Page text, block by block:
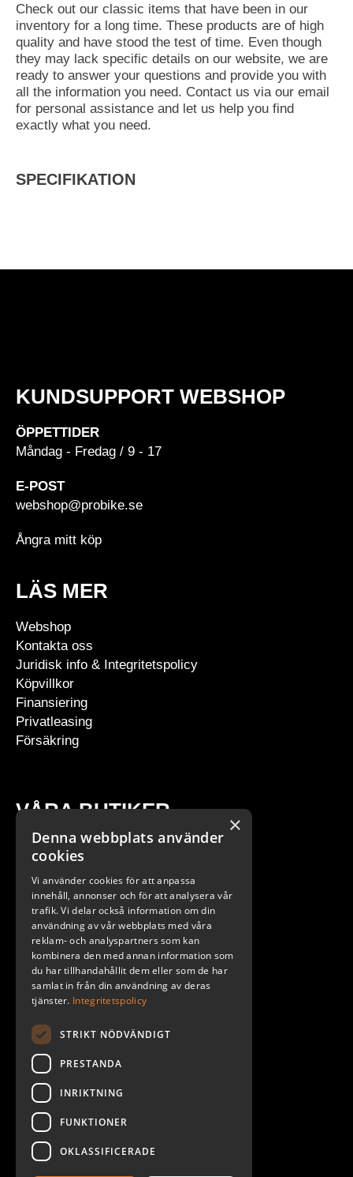
Check out our classic items that have been in our
inventory for a long time. These products are of high
quality and have stood the test of time. Even though
they may lack specific details on our website, we are
ready to answer your questions and provide you with
all the information you need. Contact us via our email
for personal assistance and let us help you find
exactly what you need.
SPECIFIKATION
KUNDSUPPORT WEBSHOP
ÖPPETTIDER
Måndag - Fredag / 9 - 17
E-POST
webshop@probike.se
Ångra mitt köp
LÄS MER
Webshop
Kontakta oss
Juridisk info & Integritetspolicy
Köpvillkor
Finansiering
Privatleasing
Försäkring
VÅRA BUTIKER
Stockholm
Göteborg
Malmö
2026. ALL RIGHTS RESERVED.
POWERED BY EMPORI CMS
×
Denna webbplats använder
cookies
Vi använder cookies för att anpassa
innehåll, annonser och för att analysera vår
trafik. Vi delar också information om din
användning av vår webbplats med våra
reklam- och analyspartners som kan
kombinera den med annan information som
du har tillhandahållit dem eller som de har
samlat in från din användning av deras
tjänster. Integritetspolicy
STRIKT NÖDVÄNDIGT
PRESTANDA
INRIKTNING
FUNKTIONER
OKLASSIFICERADE